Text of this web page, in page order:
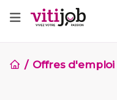
Offres d'emploi